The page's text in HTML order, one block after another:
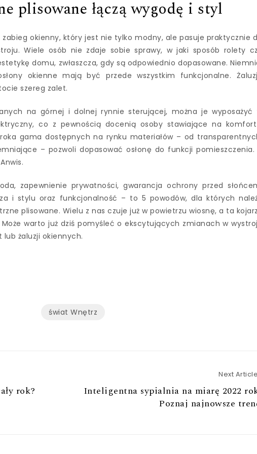
plisowane łączą wygodę i styl
okienny, który jest nie tylko modny, ale pasuje praktycznie
Wiele osób nie zdaje sobie sprawy, w jaki sposób rolety
domu, zwłaszcza, gdy są odpowiednio dopasowane.
okienne mają być przede wszystkim funkcjonalne.
szereg zalet.
na górnej i dolnej rynnie sterującej, można je wyposażyć
co z pewnością docenią osoby stawiające na
gama dostępnych na rynku materiałów – od
– pozwoli dopasować osłonę do funkcji pomieszczenia.
zapewnienie prywatności, gwarancja ochrony przed
i stylu oraz funkcjonalność – to 5 powodów, dla których
plisowane. Wielu z nas czuje już w powietrzu wiosnę, a ta
warto już dziś pomyśleć o ekscytujących zmianach w
żaluzji okiennych.
świat Wnętrz
rok?
Next Article
Inteligentna sypialnia na miarę 2022
Poznaj najnowsze